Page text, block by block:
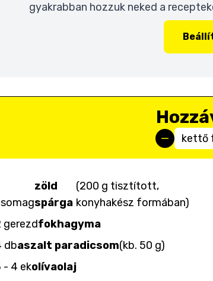
gyakrabban hozzuk neked a
kettő
zöld
spárga
(200 g tisztított,
konyhakész formában)
gerezdfokhagyma
dbaszalt paradicsom(kb. 50 g)
- 4 ekolívaolaj